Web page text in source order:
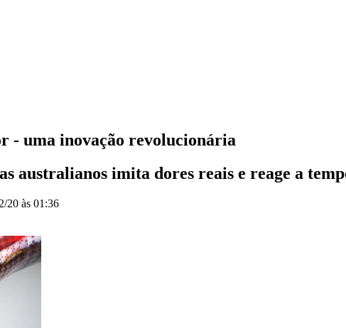
- uma inovação revolucionária
australianos imita dores reais e reage a
20 às 01:36